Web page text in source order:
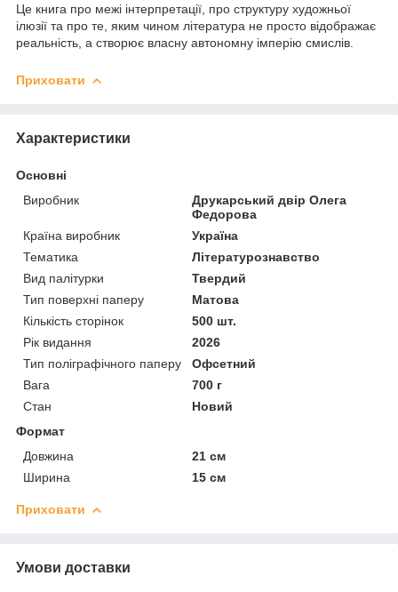
Це книга про межі інтерпретації, про структуру художньої
ілюзії та про те, яким чином література не просто відображає
реальність, а створює власну автономну імперію смислів.
Приховати
Характеристики
Основні
Виробник
Друкарський двір Олега
Федорова
Країна виробник
Україна
Тематика
Літературознавство
Вид палітурки
Твердий
Тип поверхні паперу
Матова
Кількість сторінок
500 шт.
Рік видання
2026
Тип поліграфічного паперу
Офсетний
Вага
700 г
Стан
Новий
Формат
Довжина
21 см
Ширина
15 см
Приховати
Умови доставки